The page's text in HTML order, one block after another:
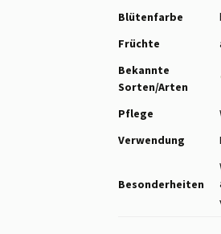
Blütenfarbe
Früchte
Bekannte
Sorten/Arten
Pflege
Verwendung
Besonderheiten